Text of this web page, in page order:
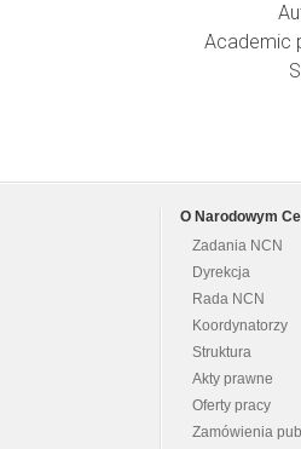
Academic
O Narodowym
Zadania NCN
Dyrekcja
Rada NCN
Koordynatorzy
Struktura
Akty prawne
Oferty pracy
Zamówienia